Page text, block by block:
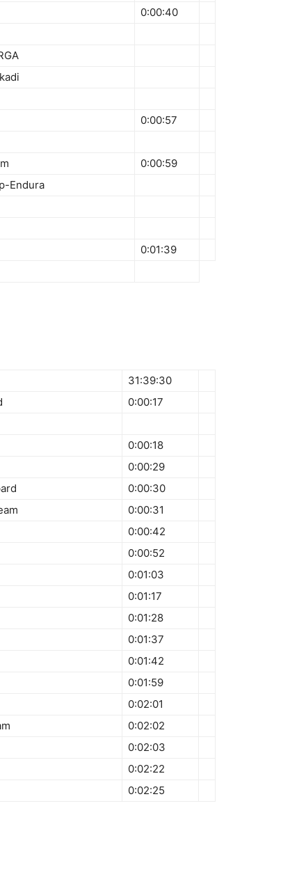
0:00:40
0:00:57
0:00:59
Endura
0:01:39
31:39:30
0:00:17
0:00:18
0:00:29
0:00:30
0:00:31
0:00:42
0:00:52
0:01:03
0:01:17
0:01:28
0:01:37
0:01:42
0:01:59
0:02:01
0:02:02
0:02:03
0:02:22
0:02:25